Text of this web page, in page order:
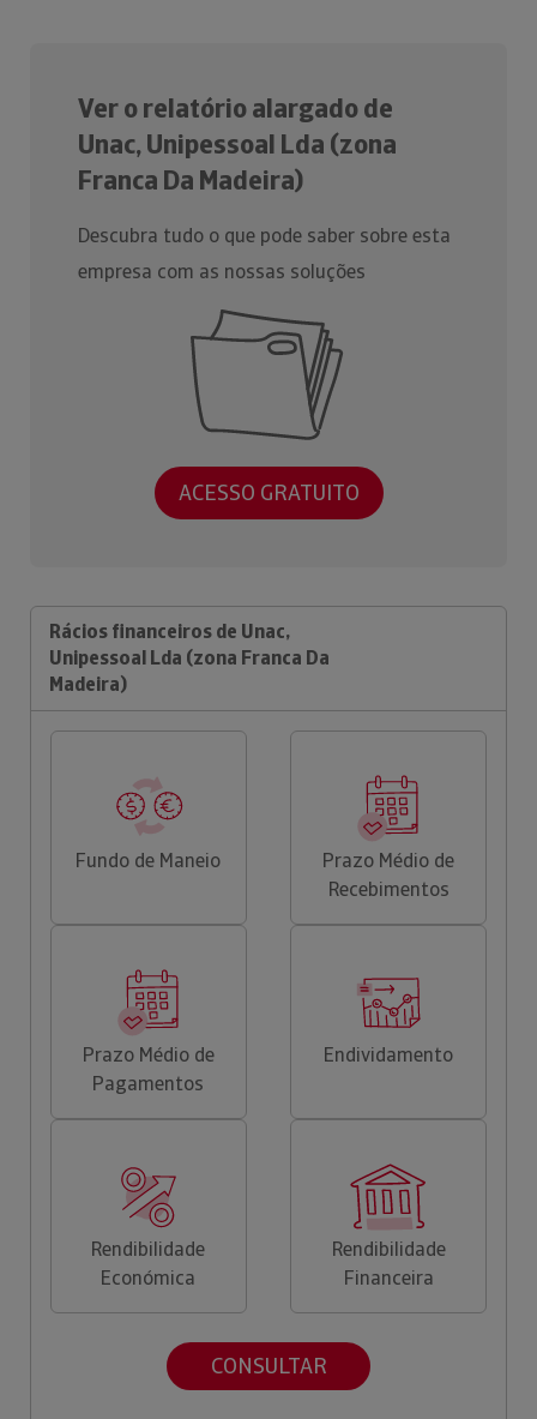
Ver o relatório alargado de
Unac, Unipessoal Lda (zona
Franca Da Madeira)
Descubra tudo o que pode saber sobre esta
empresa com as nossas soluções
ACESSO GRATUITO
Rácios financeiros de Unac,
Unipessoal Lda (zona Franca Da
Madeira)
Fundo de Maneio
Prazo Médio de
Recebimentos
Prazo Médio de
Pagamentos
Endividamento
Rendibilidade
Económica
Rendibilidade
Financeira
CONSULTAR